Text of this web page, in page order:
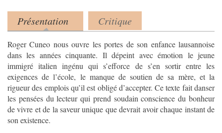
Product tabs
Présentation
(onglet actif)
Critique
Roger Cuneo nous ouvre les portes de son enfance lausannoise
dans les années cinquante. Il dépeint avec émotion le jeune
immigré italien ingénu qui s’efforce de s’en sortir entre les
exigences de l’école, le manque de soutien de sa mère, et la
rigueur des emplois qu’il est obligé d’accepter. Ce texte fait danser
les pensées du lecteur qui prend soudain conscience du bonheur
de vivre et de la saveur unique que devrait avoir chaque instant de
son existence.